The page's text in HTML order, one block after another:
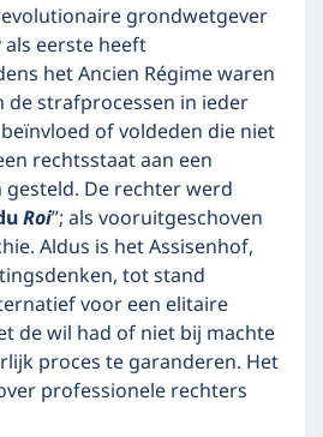
grondwetgever
eerste heeft
het Ancien Régime waren
de strafprocessen in ieder
of voldeden die niet
rechtsstaat aan een
De rechter werd
Roi”; als vooruitgeschoven
Aldus is het Assisenhof,
tot stand
voor een elitaire
de wil had of niet bij machte
proces te garanderen. Het
professionele rechters